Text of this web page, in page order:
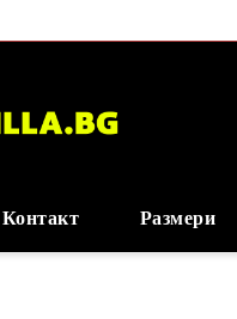
Контакт Размери